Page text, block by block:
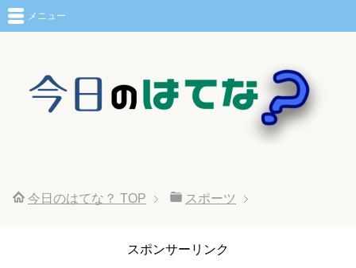
メニュー
今日のはてな？ TOP スポーツ
スポンサーリンク